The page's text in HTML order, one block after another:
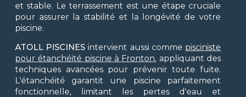
et stable. Le terrassement est une étape cruciale
pour assurer la stabilité et la longévité de votre
piscine.
ATOLL PISCINES intervient aussi comme pisciniste
pour étanchéité piscine à Fronton, appliquant des
techniques avancées pour prévenir toute fuite.
L'étanchéité garantit une piscine parfaitement
fonctionnelle, limitant les pertes d'eau et